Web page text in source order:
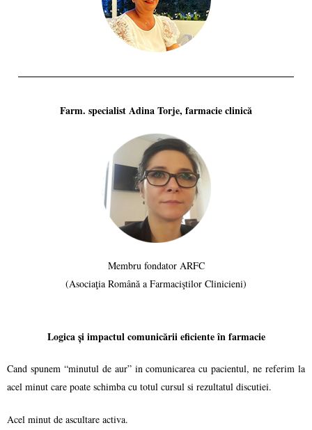
Farm. specialist Adina Torje, farmacie clinică
Membru fondator ARFC
(Asociaţia Română a Farmaciştilor Clinicieni)
Logica și impactul comunicării eficiente în farmacie
Cand spunem “minutul de aur” in comunicarea cu pacientul, ne referim la
acel minut care poate schimba cu totul cursul si rezultatul discutiei.
Acel minut de ascultare activa.